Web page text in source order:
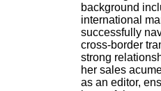
background
international
successfully
cross-border
strong
her sales
as an editor,